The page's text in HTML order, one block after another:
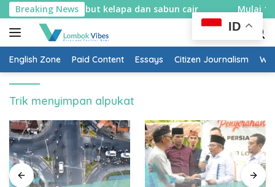
Skip
to
content
Breaking News
sabut kelapa dan sabun cair Mulai 10 Agustus,
English Zone Paid Content Essays Citizen Journalism
Trik menyimpan alpukat
ID